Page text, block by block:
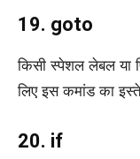
19. goto
किसी स्पेशल लेबल या
लिए इस कमांड का
20. if